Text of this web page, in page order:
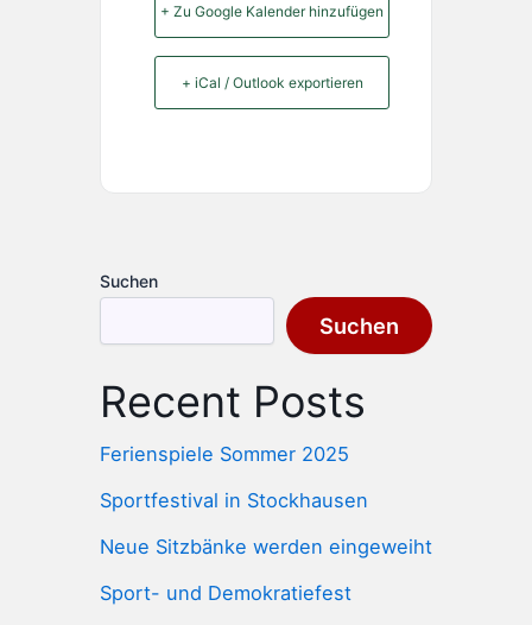
+ Zu Google Kalender hinzufügen
+ iCal / Outlook exportieren
Suchen
Suchen
Recent Posts
Ferienspiele Sommer 2025
Sportfestival in Stockhausen
Neue Sitzbänke werden eingeweiht
Sport- und Demokratiefest